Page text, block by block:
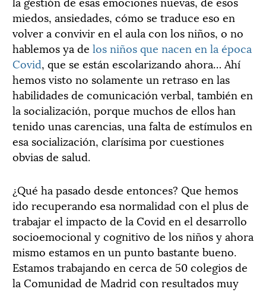
miedos, ansiedades, cómo se traduce eso en
volver a convivir en el aula con los niños, o no
hablemos ya de los niños que nacen en la época
Covid, que se están escolarizando ahora… Ahí
hemos visto no solamente un retraso en las
habilidades de comunicación verbal, también en
la socialización, porque muchos de ellos han
tenido unas carencias, una falta de estímulos en
esa socialización, clarísima por cuestiones
obvias de salud.
¿Qué ha pasado desde entonces? Que hemos
ido recuperando esa normalidad con el plus de
trabajar el impacto de la Covid en el desarrollo
socioemocional y cognitivo de los niños y ahora
mismo estamos en un punto bastante bueno.
Estamos trabajando en cerca de 50 colegios de
la Comunidad de Madrid con resultados muy